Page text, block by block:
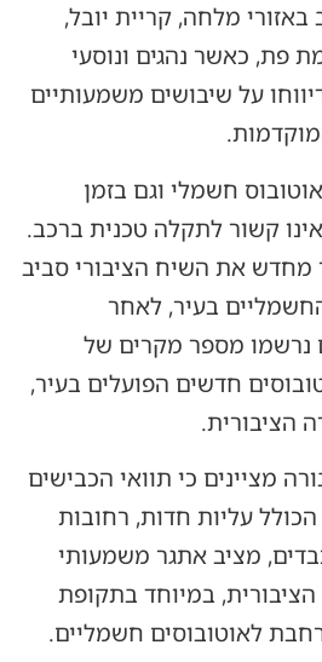
מלחה, קריית יובל,
פת, כאשר נהגים ונוסעי
על שיבושים משמעותיים
חשמלי וגם בזמן
קשור לתקלה טכנית ברכב.
מחדש את השיח הציבורי סביב
בעיר, לאחר
נרשמו מספר מקרים של
חדשים הפועלים בעיר,
הציבורית.
מציינים כי תוואי הכבישים
עליות חדות, רחובות
מציב אתגר משמעותי
במיוחד בתקופת
לאוטובוסים חשמליים.